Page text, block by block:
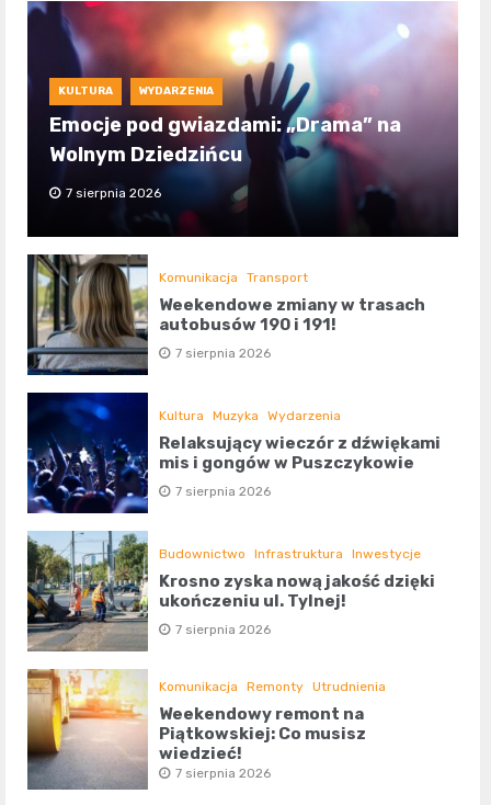
KULTURA WYDARZENIA
Emocje pod gwiazdami: „Drama” na
Wolnym Dziedzińcu
7 sierpnia 2026
Komunikacja Transport
Weekendowe zmiany w trasach
autobusów 190 i 191!
7 sierpnia 2026
Kultura Muzyka Wydarzenia
Relaksujący wieczór z dźwiękami
mis i gongów w Puszczykowie
7 sierpnia 2026
Budownictwo Infrastruktura Inwestycje
Krosno zyska nową jakość dzięki
ukończeniu ul. Tylnej!
7 sierpnia 2026
Komunikacja Remonty Utrudnienia
Weekendowy remont na
Piątkowskiej: Co musisz
wiedzieć!
7 sierpnia 2026